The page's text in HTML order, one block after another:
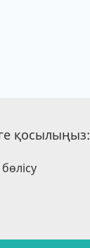
қосылыңыз: